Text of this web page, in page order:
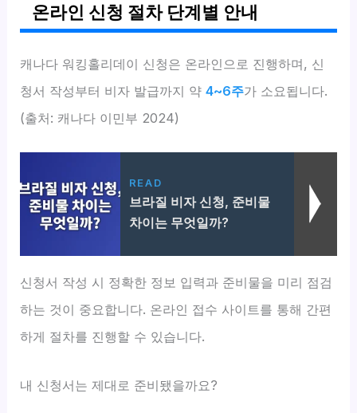
온라인 신청 절차 단계별 안내
캐나다 워킹홀리데이 신청은 온라인으로 진행하며, 신
청서 작성부터 비자 발급까지 약4~6주가 소요됩니다.
(출처: 캐나다 이민부 2024)
READ
브라질 비자 신청, 준비물
차이는 무엇일까?
신청서 작성 시 정확한 정보 입력과 준비물을 미리 점검
하는 것이 중요합니다. 온라인 접수 사이트를 통해 간편
하게 절차를 진행할 수 있습니다.
내 신청서는 제대로 준비됐을까요?